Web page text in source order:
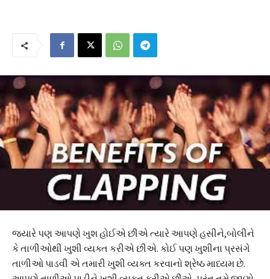
જ્યારે પણ આપણે ખુશ હોઈએ છીએ ત્યારે આપણે હસીને,બોલીને
કે તાળીઓથી ખુશી વ્યક્ત કરીએ છીએ. કોઈ પણ ખુશીના પ્રસંગે
તાળીઓ પાડવી એ તમારી ખુશી વ્યક્ત કરવાનો શ્રેષ્ઠ માધ્યમ છે.